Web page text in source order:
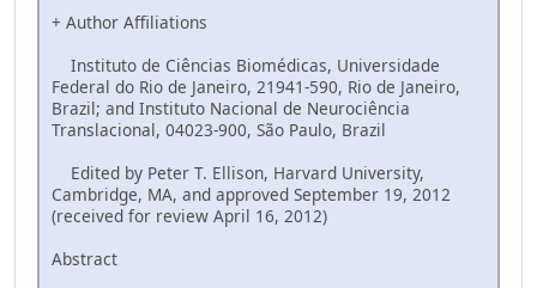
+ Author Affiliations
Instituto de Ciências Biomédicas, Universidade
Federal do Rio de Janeiro, 21941-590, Rio de Janeiro,
Brazil; and Instituto Nacional de Neurociência
Translacional, 04023-900, São Paulo, Brazil
Edited by Peter T. Ellison, Harvard University,
Cambridge, MA, and approved September 19, 2012
(received for review April 16, 2012)
Abstract